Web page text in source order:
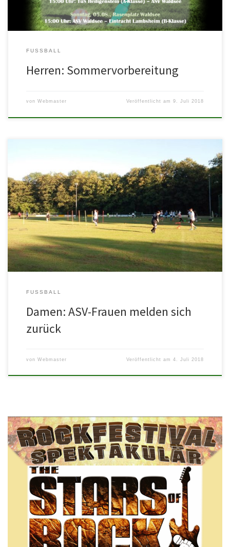
FUSSBALL
Herren: Sommervorbereitung
von Webmaster Veröffentlicht am9. Juli 2018
Heute haben die ASV-Damen den Trainigsbetrieb wieder
aufgenommen. Doch es gibt Neuigkeiten 😋. Ab dieser Saison
werden die ASV-Mädels gemeinsam mit […]
FUSSBALL
Damen: ASV-Frauen melden sich
zurück
von Webmaster Veröffentlicht am4. Juli 2018